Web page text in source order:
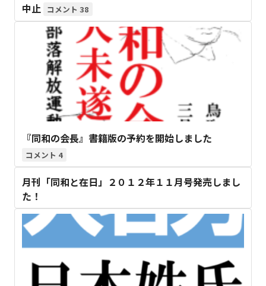
中止
38
『同和の会長』書籍版の予約を開始しました
4
月刊「同和と在日」２０１２年１１月号発売しまし
た！